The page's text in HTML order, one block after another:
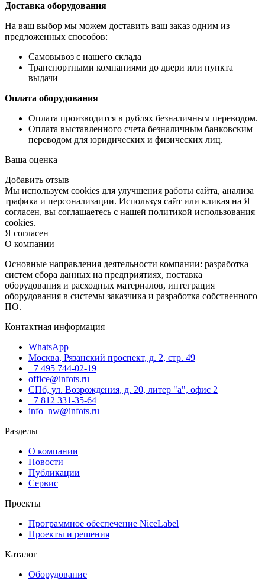
Доставка оборудования
На ваш выбор мы можем доставить ваш заказ одним из
предложенных способов:
Самовывоз с нашего склада
Транспортными компаниями до двери или пункта
выдачи
Оплата оборудования
Оплата производится в рублях безналичным переводом.
Оплата выставленного счета безналичным банковским
переводом для юридических и физических лиц.
Ваша оценка
Добавить отзыв
Мы используем cookies для улучшения работы сайта, анализа
трафика и персонализации. Используя сайт или кликая на Я
согласен, вы соглашаетесь с нашей политикой использования
cookies.
Я согласен
О компании
Основные направления деятельности компании: разработка
систем сбора данных на предприятиях, поставка
оборудования и расходных материалов, интеграция
оборудования в системы заказчика и разработка собственного
ПО.
Контактная информация
WhatsApp
Москва, Рязанский проспект, д. 2, стр. 49
+7 495 744-02-19
office@infots.ru
СПб, ул. Возрождения, д. 20, литер "a", офис 2
+7 812 331-35-64
info_nw@infots.ru
Разделы
О компании
Новости
Публикации
Сервис
Проекты
Программное обеспечение NiceLabel
Проекты и решения
Каталог
Оборудование